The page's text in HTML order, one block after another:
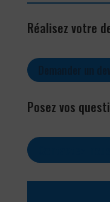
Réalisez votre
Posez vos